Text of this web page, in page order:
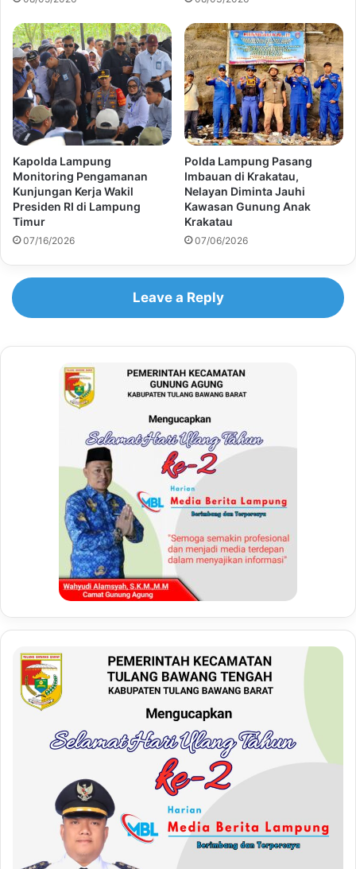
Kapolda Lampung
Monitoring Pengamanan
Kunjungan Kerja Wakil
Presiden RI di Lampung
Timur
07/16/2026
Polda Lampung Pasang
Imbauan di Krakatau,
Nelayan Diminta Jauhi
Kawasan Gunung Anak
Krakatau
07/06/2026
Leave a Reply